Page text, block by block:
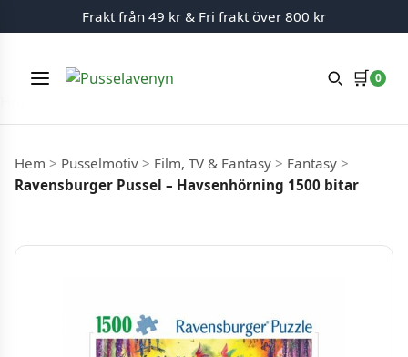
Frakt från 49 kr & Fri frakt över 800 kr
Meny 🛒 0
Hem > Pusselmotiv > Film, TV & Fantasy > Fantasy >
Ravensburger Pussel – Havsenhörning 1500 bitar